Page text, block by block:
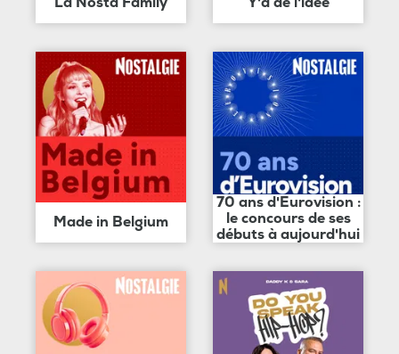
Made in Belgium
70 ans d'Eurovision :
le concours de ses
débuts à aujourd'hui